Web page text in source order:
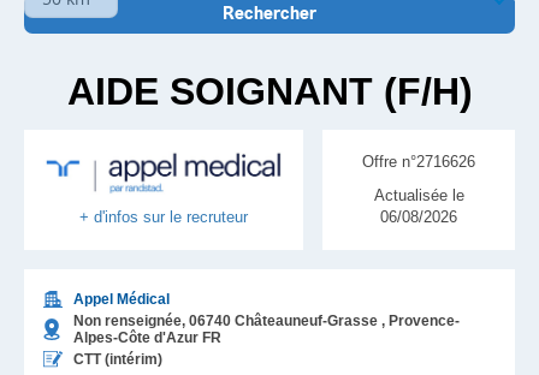
AIDE SOIGNANT (F/H)
+ d'infos sur le recruteur
Appel Médical
Non renseignée, 06740 Châteauneuf-Grasse , Provence-
Alpes-Côte d'Azur FR
CTT (intérim)
Offre n°2716626
Actualisée le
06/08/2026